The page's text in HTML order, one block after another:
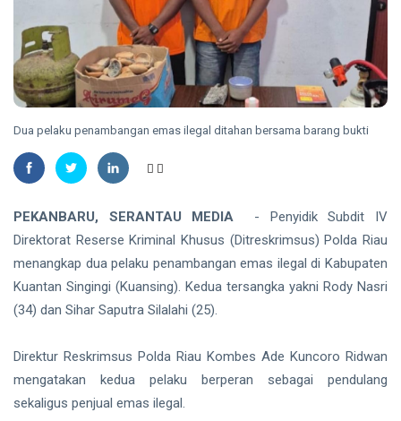
Gubernur
Usai Riau
Masuk
Lima
Besar
ADLG
2026
TANJUNGPINANG
DLH
Tanjungpinang
Ingatkan
Waspadai
Berkedok Juru
Pungut
Sampah
07 Aug,
15
NATUNA
167 RTLH di
Direhabilitasi
dengan
Bantuan
Kementerian
PKP
07 Aug,
18
RIAU
SKK
Migas,
Perkuat
Sinergi
Aset
2026
Siak Sri Indrapura
Dua pelaku penambangan emas ilegal ditahan bersama barang bukti
PEKANBARU, SERANTAU MEDIA
- Penyidik Subdit IV
Direktorat Reserse Kriminal Khusus (Ditreskrimsus) Polda Riau
menangkap dua pelaku penambangan emas ilegal di Kabupaten
Kuantan Singingi (Kuansing). Kedua tersangka yakni Rody Nasri
(34) dan Sihar Saputra Silalahi (25).
Direktur Reskrimsus Polda Riau Kombes Ade Kuncoro Ridwan
mengatakan kedua pelaku berperan sebagai pendulang
sekaligus penjual emas ilegal.